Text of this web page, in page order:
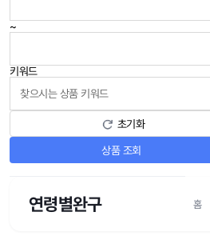
~
키워드
초기화
상품 조회
연령별완구 홈